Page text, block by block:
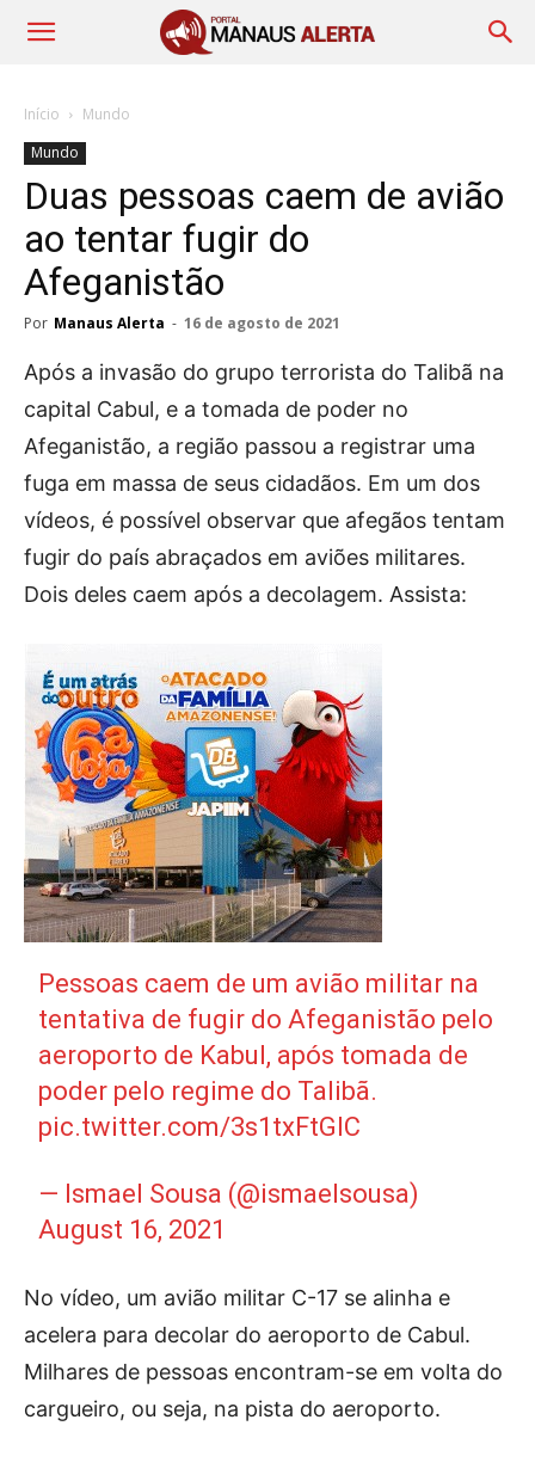
Início
Mundo
Mundo
Duas pessoas caem de avião
ao tentar fugir do
Afeganistão
Por Manaus Alerta - 16 de agosto de 2021
Após a invasão do grupo terrorista do Talibã na
capital Cabul, e a tomada de poder no
Afeganistão, a região passou a registrar uma
fuga em massa de seus cidadãos. Em um dos
vídeos, é possível observar que afegãos tentam
fugir do país abraçados em aviões militares.
Dois deles caem após a decolagem. Assista:
Pessoas caem de um avião militar na
tentativa de fugir do Afeganistão pelo
aeroporto de Kabul, após tomada de
poder pelo regime do Talibã.
pic.twitter.com/3s1txFtGIC
— Ismael Sousa (@ismaelsousa)
August 16, 2021
No vídeo, um avião militar C-17 se alinha e
acelera para decolar do aeroporto de Cabul.
Milhares de pessoas encontram-se em volta do
cargueiro, ou seja, na pista do aeroporto.